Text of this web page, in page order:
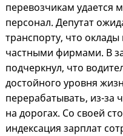
перевозчикам удается
персонал. Депутат
транспорту, что
частными фирмами. В
подчеркнул, что
достойного уровня
перерабатывать, из-за
на дорогах. Со своей
индексация зарплат